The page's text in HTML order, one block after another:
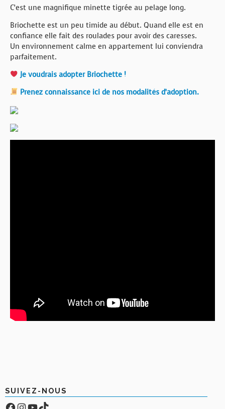
C’est une magnifique minette tigrée au pelage long.
Briochette est un peu timide au début. Quand elle est en
confiance elle fait des roulades pour avoir des caresses.
Un environnement calme en appartement lui conviendra
parfaitement.
Je voudrais adopter Briochette !
Prenez connaissance ici de nos modalités d’adoption.
SUIVEZ-NOUS